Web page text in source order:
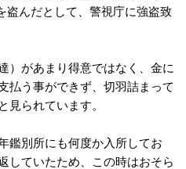
盗んだとして、警視庁に強盗致
）があまり得意ではなく、金に
払う事ができず、切羽詰まって
見られています。
鑑別所にも何度か入所してお
していたため、この時はおそら